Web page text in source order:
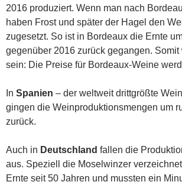
2016 produziert. Wenn man nach
haben Frost und später der Hagel den
zugesetzt. So ist in Bordeaux die Ernte
gegenüber 2016 zurück gegangen.
sein: Die Preise für Bordeaux-Weine
In Spanien – der weltweit drittgrößte
gingen die Weinproduktionsmengen um
zurück.
Auch in Deutschland fallen die
aus. Speziell die Moselwinzer
Ernte seit 50 Jahren und mussten ein